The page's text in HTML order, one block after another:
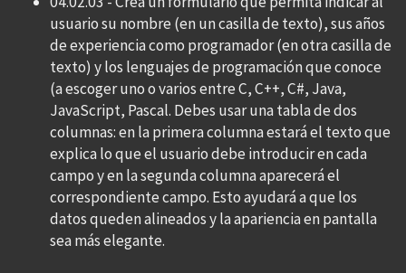
usuario su nombre (en un casilla de texto), sus años
de experiencia como programador (en otra casilla de
texto) y los lenguajes de programación que conoce
(a escoger uno o varios entre C, C++, C#, Java,
JavaScript, Pascal. Debes usar una tabla de dos
columnas: en la primera columna estará el texto que
explica lo que el usuario debe introducir en cada
campo y en la segunda columna aparecerá el
correspondiente campo. Esto ayudará a que los
datos queden alineados y la apariencia en pantalla
sea más elegante.